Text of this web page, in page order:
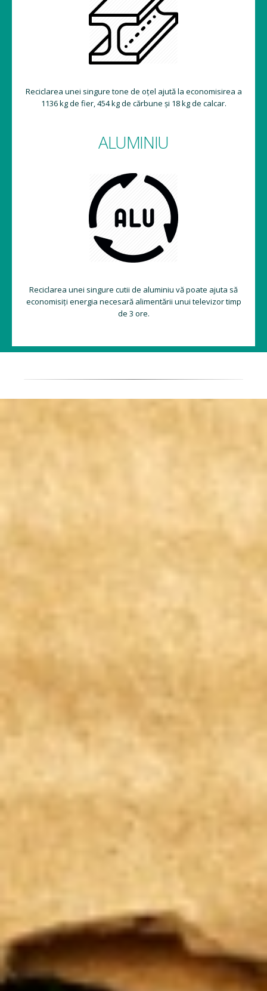
Reciclarea unei singure tone de oțel ajută la economisirea a
1136 kg de fier, 454 kg de cărbune și 18 kg de calcar.
ALUMINIU
Reciclarea unei singure cutii de aluminiu vă poate ajuta să
economisiți energia necesară alimentării unui televizor timp
de 3 ore.